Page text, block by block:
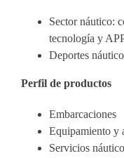
Sector náutico:
tecnología y
Deportes
Perfil de productos
Embarcaciones
Equipamiento y
Servicios